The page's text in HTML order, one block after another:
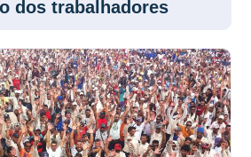
dos trabalhadores